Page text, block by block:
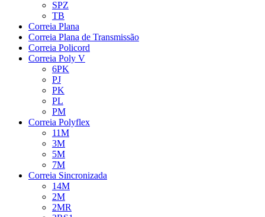
SPZ
TB
Correia Plana
Correia Plana de Transmissão
Correia Policord
Correia Poly V
6PK
PJ
PK
PL
PM
Correia Polyflex
11M
3M
5M
7M
Correia Sincronizada
14M
2M
2MR